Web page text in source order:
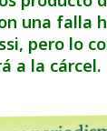
una falla
pero lo
a la cárcel.